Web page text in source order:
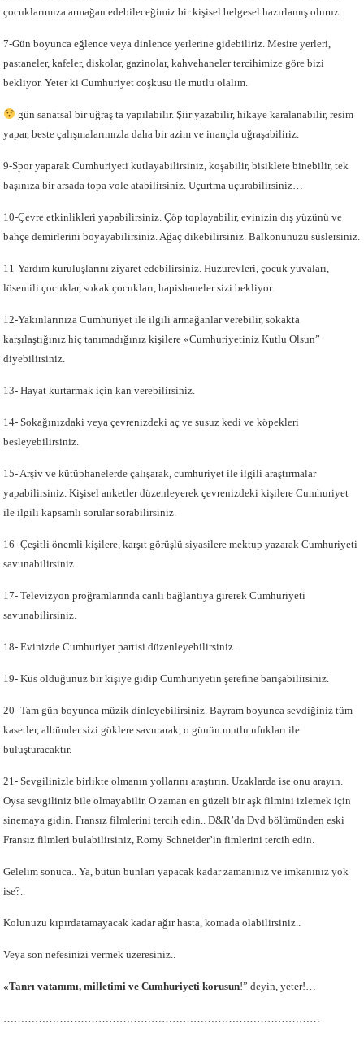
çocuklarımıza armağan edebileceğimiz bir kişisel belgesel hazırlamış oluruz.
7-Gün boyunca eğlence veya dinlence yerlerine gidebiliriz. Mesire yerleri,
pastaneler, kafeler, diskolar, gazinolar, kahvehaneler tercihimize göre bizi
bekliyor. Yeter ki Cumhuriyet coşkusu ile mutlu olalım.
gün sanatsal bir uğraş ta yapılabilir. Şiir yazabilir, hikaye karalanabilir, resim
yapar, beste çalışmalarımızla daha bir azim ve inançla uğraşabiliriz.
9-Spor yaparak Cumhuriyeti kutlayabilirsiniz, koşabilir, bisiklete binebilir, tek
başınıza bir arsada topa vole atabilirsiniz. Uçurtma uçurabilirsiniz…
10-Çevre etkinlikleri yapabilirsiniz. Çöp toplayabilir, evinizin dış yüzünü ve
bahçe demirlerini boyayabilirsiniz. Ağaç dikebilirsiniz. Balkonunuzu süslersiniz.
11-Yardım kuruluşlarını ziyaret edebilirsiniz. Huzurevleri, çocuk yuvaları,
lösemili çocuklar, sokak çocukları, hapishaneler sizi bekliyor.
12-Yakınlarınıza Cumhuriyet ile ilgili armağanlar verebilir, sokakta
karşılaştığınız hiç tanımadığınız kişilere «Cumhuriyetiniz Kutlu Olsun”
diyebilirsiniz.
13- Hayat kurtarmak için kan verebilirsiniz.
14- Sokağınızdaki veya çevrenizdeki aç ve susuz kedi ve köpekleri
besleyebilirsiniz.
15- Arşiv ve kütüphanelerde çalışarak, cumhuriyet ile ilgili araştırmalar
yapabilirsiniz. Kişisel anketler düzenleyerek çevrenizdeki kişilere Cumhuriyet
ile ilgili kapsamlı sorular sorabilirsiniz.
16- Çeşitli önemli kişilere, karşıt görüşlü siyasilere mektup yazarak Cumhuriyeti
savunabilirsiniz.
17- Televizyon proğramlarında canlı bağlantıya girerek Cumhuriyeti
savunabilirsiniz.
18- Evinizde Cumhuriyet partisi düzenleyebilirsiniz.
19- Küs olduğunuz bir kişiye gidip Cumhuriyetin şerefine barışabilirsiniz.
20- Tam gün boyunca müzik dinleyebilirsiniz. Bayram boyunca sevdiğiniz tüm
kasetler, albümler sizi göklere savurarak, o günün mutlu ufukları ile
buluşturacaktır.
21- Sevgilinizle birlikte olmanın yollarını araştırın. Uzaklarda ise onu arayın.
Oysa sevgiliniz bile olmayabilir. O zaman en güzeli bir aşk filmini izlemek için
sinemaya gidin. Fransız filmlerini tercih edin.. D&R’da Dvd bölümünden eski
Fransız filmleri bulabilirsiniz, Romy Schneider’in fimlerini tercih edin.
Gelelim sonuca.. Ya, bütün bunları yapacak kadar zamanınız ve imkanınız yok
ise?..
Kolunuzu kıpırdatamayacak kadar ağır hasta, komada olabilirsiniz..
Veya son nefesinizi vermek üzeresiniz..
«Tanrı vatanımı, milletimi ve Cumhuriyeti korusun!” deyin, yeter!…
………………………………………………………………………………